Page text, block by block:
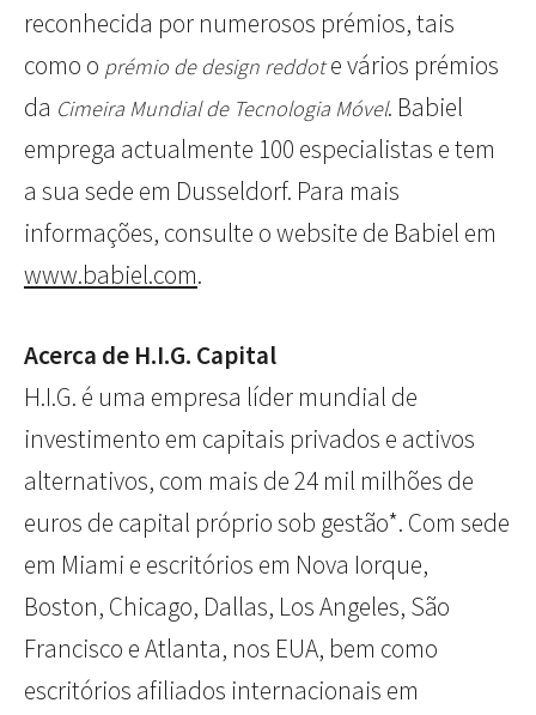
reconhecida por numerosos prémios, tais
como o prémio de design reddote vários prémios
da Cimeira Mundial de Tecnologia Móvel. Babiel
emprega actualmente 100 especialistas e tem
a sua sede em Dusseldorf. Para mais
informações, consulte o website de Babiel em
www.babiel.com.
Acerca de H.I.G. Capital
H.I.G. é uma empresa líder mundial de
investimento em capitais privados e activos
alternativos, com mais de 24 mil milhões de
euros de capital próprio sob gestão*. Com sede
em Miami e escritórios em Nova Iorque,
Boston, Chicago, Dallas, Los Angeles, São
Francisco e Atlanta, nos EUA, bem como
escritórios afiliados internacionais em